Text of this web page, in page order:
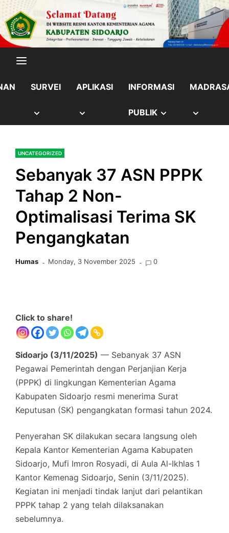
content
Skip
to
content
SURVEI APLIKASI INFORMASI
PUBLIK SHOW
UNCATEGORIZED
Sebanyak 37 ASN PPPK
Tahap 2 Non-
Optimalisasi Terima SK
Pengangkatan
Humas Monday, 3 November 2025 0
Click to share!
Sidoarjo (3/11/2025) — Sebanyak 37 ASN
Pegawai Pemerintah dengan Perjanjian Kerja
(PPPK) di lingkungan Kementerian Agama
Kabupaten Sidoarjo resmi menerima Surat
Keputusan (SK) pengangkatan formasi tahun 2024.
Penyerahan SK dilakukan secara langsung oleh
Kepala Kantor Kementerian Agama Kabupaten
Sidoarjo, Mufi Imron Rosyadi, di Aula Al-Ikhlas 1
Kantor Kemenag Sidoarjo, Senin (3/11/2025).
Kegiatan ini menjadi tindak lanjut dari pelantikan
PPPK tahap 2 yang telah dilaksanakan
sebelumnya.